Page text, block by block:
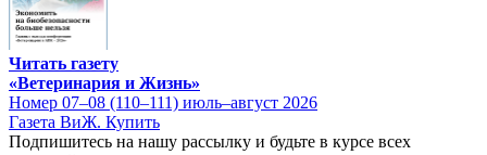
Читать газету
«Ветеринария и Жизнь»
Номер 07–08 (110–111) июль–август 2026
Газета ВиЖ. Купить
Подпишитесь на нашу рассылку и будьте в курсе всех